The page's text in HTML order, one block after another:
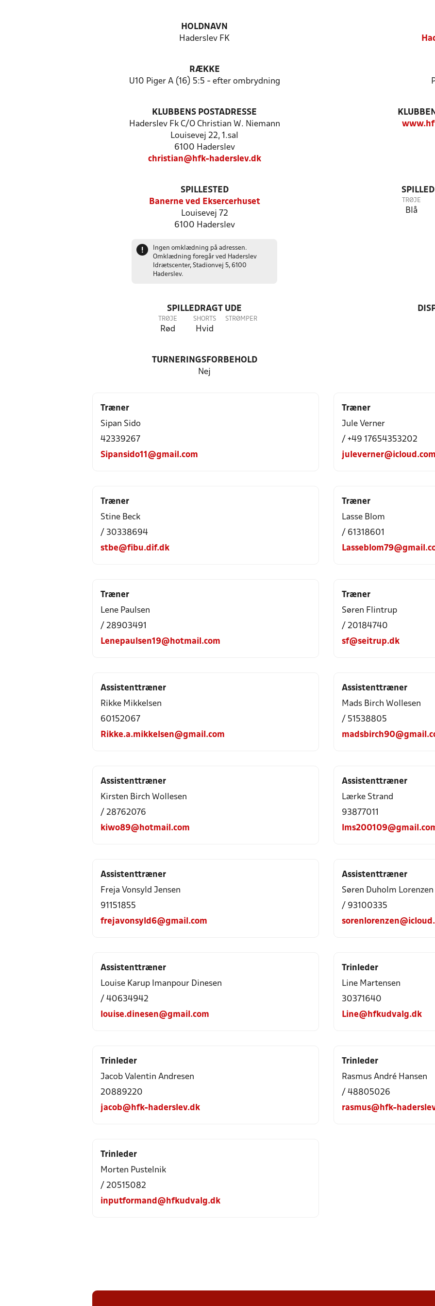
HOLDNAVN
Haderslev FK
RÆKKE
U10 Piger A (16) 5:5 - efter ombrydning
KLUBBENS POSTADRESSE
Haderslev Fk C/O Christian W. Niemann
Louisevej 22, 1.sal
6100 Haderslev
christian@hfk-haderslev.dk
SPILLESTED
Banerne ved Eksercerhuset
Louisevej 72
6100 Haderslev
!
Ingen omklædning på adressen.
Omklædning foregår ved Haderslev
Idrætscenter, Stadionvej 5, 6100
Haderslev.
TRØJE
Blå
SPILLEDRAGT UDE
TRØJE
Rød
SHORTS
Hvid
STRØMPER
TURNERINGSFORBEHOLD
Nej
Træner
Sipan Sido
42339267
Sipansido11@gmail.com
Træner
Jule Verner
/ +49 17654353202
Træner
Stine Beck
/ 30338694
stbe@fibu.dif.dk
Træner
Lasse Blom
/ 61318601
Træner
Lene Paulsen
/ 28903491
Lenepaulsen19@hotmail.com
Træner
Søren Flintrup
/ 20184740
sf@seitrup.dk
Assistenttræner
Rikke Mikkelsen
60152067
Rikke.a.mikkelsen@gmail.com
Assistenttræner
Mads Birch Wollesen
/ 51538805
Assistenttræner
Kirsten Birch Wollesen
/ 28762076
kiwo89@hotmail.com
Assistenttræner
Lærke Strand
93877011
Assistenttræner
Freja Vonsyld Jensen
91151855
frejavonsyld6@gmail.com
Assistenttræner
Søren Duholm Lorenzen
/ 93100335
Assistenttræner
Louise Karup Imanpour Dinesen
/ 40634942
louise.dinesen@gmail.com
Trinleder
Line Martensen
30371640
Line@hfkudvalg.dk
Trinleder
Jacob Valentin Andresen
20889220
jacob@hfk-haderslev.dk
Trinleder
Rasmus André Hansen
/ 48805026
rasmus@hfk-
Trinleder
Morten Pustelnik
/ 20515082
inputformand@hfkudvalg.dk